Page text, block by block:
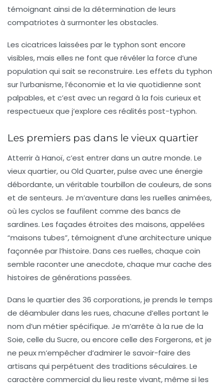
témoignant ainsi de la détermination de leurs
compatriotes à surmonter les obstacles.
Les cicatrices laissées par le typhon sont encore
visibles, mais elles ne font que révéler la force d’une
population qui sait se reconstruire. Les effets du typhon
sur l’urbanisme, l’économie et la vie quotidienne sont
palpables, et c’est avec un regard à la fois curieux et
respectueux que j’explore ces réalités post-typhon.
Les premiers pas dans le vieux quartier
Atterrir à Hanoï, c’est entrer dans un autre monde. Le
vieux quartier, ou Old Quarter, pulse avec une énergie
débordante, un véritable tourbillon de couleurs, de sons
et de senteurs. Je m’aventure dans les ruelles animées,
où les cyclos se faufilent comme des bancs de
sardines. Les façades étroites des maisons, appelées
“maisons tubes”, témoignent d’une architecture unique
façonnée par l’histoire. Dans ces ruelles, chaque coin
semble raconter une anecdote, chaque mur cache des
histoires de générations passées.
Dans le quartier des 36 corporations, je prends le temps
de déambuler dans les rues, chacune d’elles portant le
nom d’un métier spécifique. Je m’arrête à la rue de la
Soie, celle du Sucre, ou encore celle des Forgerons, et je
ne peux m’empêcher d’admirer le savoir-faire des
artisans qui perpétuent des traditions séculaires. Le
caractère commercial du lieu reste vivant, même si les